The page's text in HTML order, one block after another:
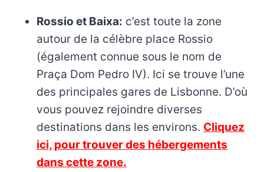
Rossio et Baixa: c’est toute la zone
autour de la célèbre place Rossio
(également connue sous le nom de
Praça Dom Pedro IV). Ici se trouve l’une
des principales gares de Lisbonne. D’où
vous pouvez rejoindre diverses
destinations dans les environs. Cliquez
ici, pour trouver des hébergements
dans cette zone.